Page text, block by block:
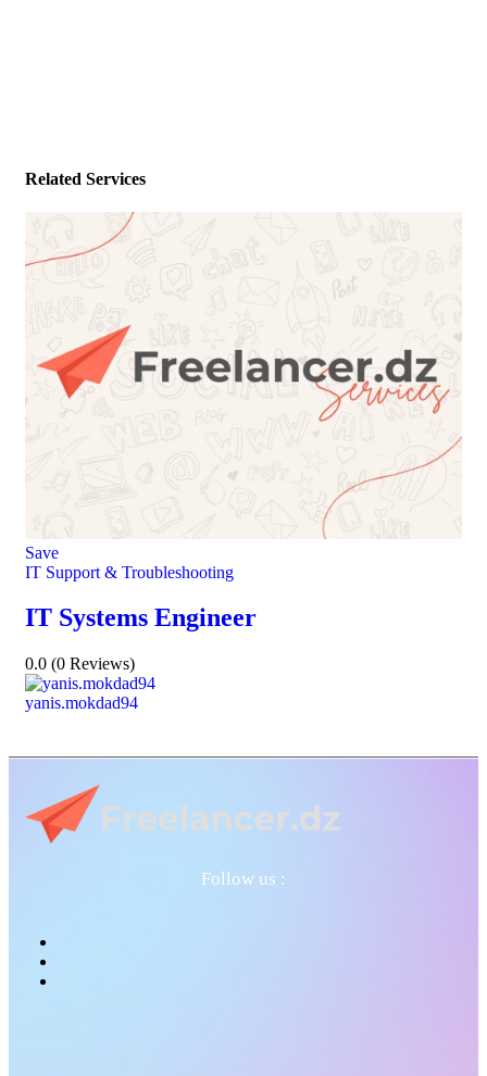
Related Services
Save
IT Support & Troubleshooting
IT Systems Engineer
0.0 (0 Reviews)
yanis.mokdad94
Follow us :